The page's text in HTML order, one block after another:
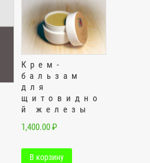
Крем-
бальзам
для
щитовидно
й железы
1,400.00₽
В корзину